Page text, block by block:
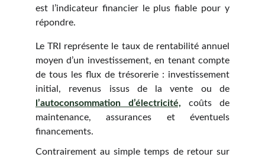
est l’indicateur financier le plus fiable pour y
répondre.
Le TRI représente le taux de rentabilité annuel
moyen d’un investissement, en tenant compte
de tous les flux de trésorerie : investissement
initial, revenus issus de la vente ou de
l’autoconsommation d’électricité, coûts de
maintenance, assurances et éventuels
financements.
Contrairement au simple temps de retour sur